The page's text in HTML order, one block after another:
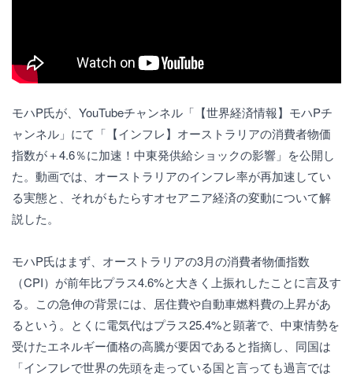
モハP氏が、YouTubeチャンネル「【世界経済情報】モハPチ
ャンネル」にて「【インフレ】オーストラリアの消費者物価
指数が＋4.6％に加速！中東発供給ショックの影響」を公開し
た。動画では、オーストラリアのインフレ率が再加速してい
る実態と、それがもたらすオセアニア経済の変動について解
説した。
モハP氏はまず、オーストラリアの3月の消費者物価指数
（CPI）が前年比プラス4.6%と大きく上振れしたことに言及す
る。この急伸の背景には、居住費や自動車燃料費の上昇があ
るという。とくに電気代はプラス25.4%と顕著で、中東情勢を
受けたエネルギー価格の高騰が要因であると指摘し、同国は
「インフレで世界の先頭を走っている国と言っても過言では